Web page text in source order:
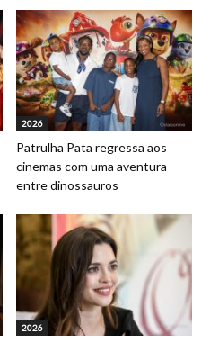
2026
Patrulha Pata regressa aos
cinemas com uma aventura
entre dinossauros
2026